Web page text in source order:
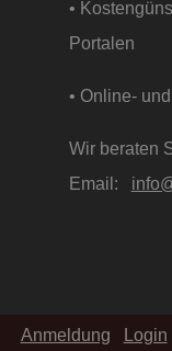
•
Portalen
• Online-
Wir beraten
Email:
Anmeldung Login